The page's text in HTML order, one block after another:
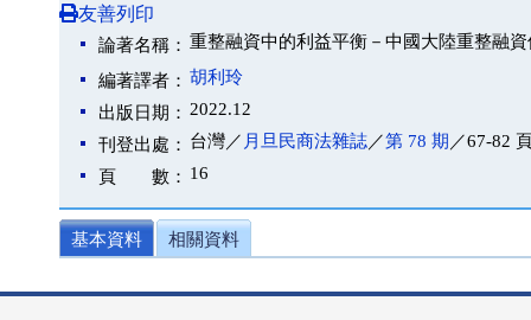
友善列印
論著名稱： 重整融資中的利益平衡－中國大陸重整融
編著譯者： 胡利玲
出版日期： 2022.12
刊登出處： 台灣／ 月旦民商法雜誌／第 78 期 ／67-82
頁 數： 16
基本資料 相關資料